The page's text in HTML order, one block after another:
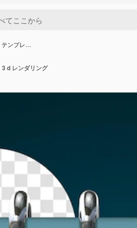
テンプレ…
d レンダリング